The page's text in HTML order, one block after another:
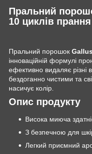
Пральний
10 циклів
Пральний порошок
інноваційній формулі
ефективно видаляє різні
бездоганно чистими та
насичує колір.
Опис продукту
Висока миюча
З безпечною для
Легкий приємний